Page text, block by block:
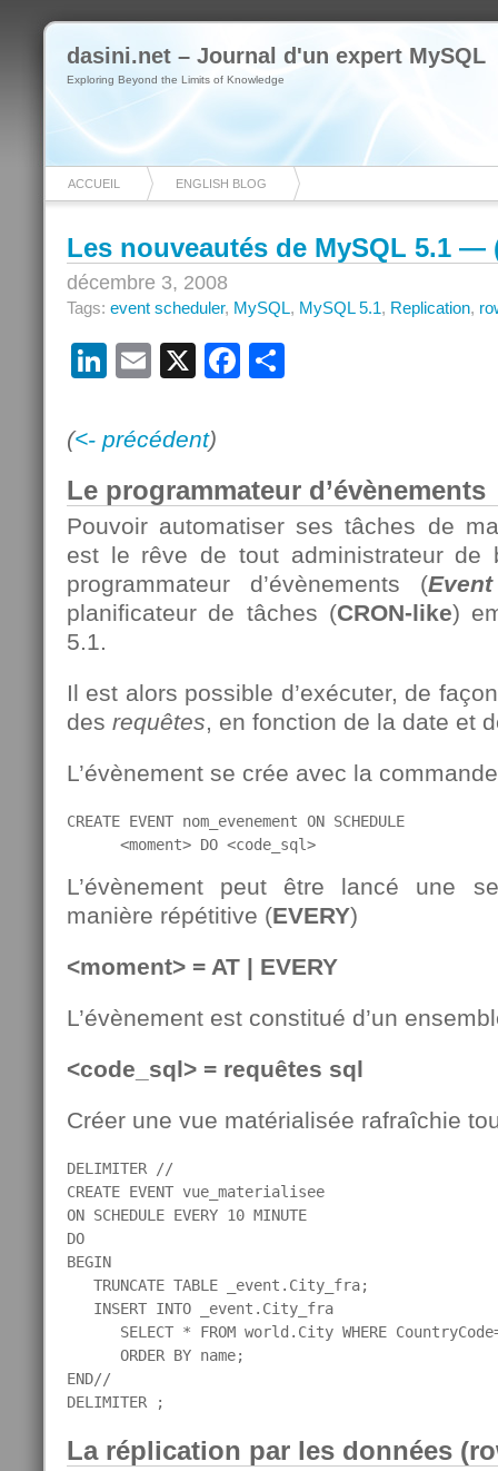
dasini.net – Journal d'un expert MySQL
Exploring Beyond the Limits of Knowledge
ACCUEIL ENGLISH BLOG
Les nouveautés de MySQL 5.1 —
décembre 3, 2008
Tags: event scheduler, MySQL, MySQL 5.1, Replication,
LinkedIn
Email
X Facebook
(<- précédent)
Le programmateur d’évènements
Pouvoir automatiser ses tâches de
est le rêve de tout administrateur de
programmateur d’évènements (
planificateur de tâches (CRON-like)
5.1.
Il est alors possible d’exécuter, de
des requêtes, en fonction de la date et
L’évènement se crée avec la
CREATE EVENT nom_evenement ON SCHEDULE
      <moment> DO <code_sql>
L’évènement peut être lancé une
manière répétitive (EVERY)
<moment> = AT | EVERY
L’évènement est constitué d’un
<code_sql> = requêtes sql
Créer une vue matérialisée rafraîchie
DELIMITER //
CREATE EVENT vue_materialisee
ON SCHEDULE EVERY 10 MINUTE
DO
BEGIN
   TRUNCATE TABLE _event.City_fra;
   INSERT INTO _event.City_fra
SELECT * FROM world.City WHERE
      ORDER BY name;
END//
DELIMITER ;
La réplication par les données